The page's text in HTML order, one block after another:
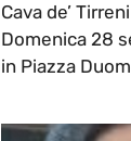
Cava de’
Domenica 28
in Piazza